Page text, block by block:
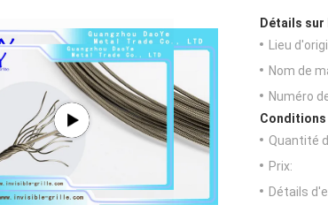
Détails
Lieu
Nom de
Numéro
Conditions
Quantité
Prix:
Détails